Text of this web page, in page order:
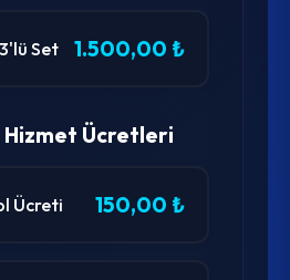
Set 1.500,00 ₺
Hizmet Ücretleri
Ücreti 150,00 ₺